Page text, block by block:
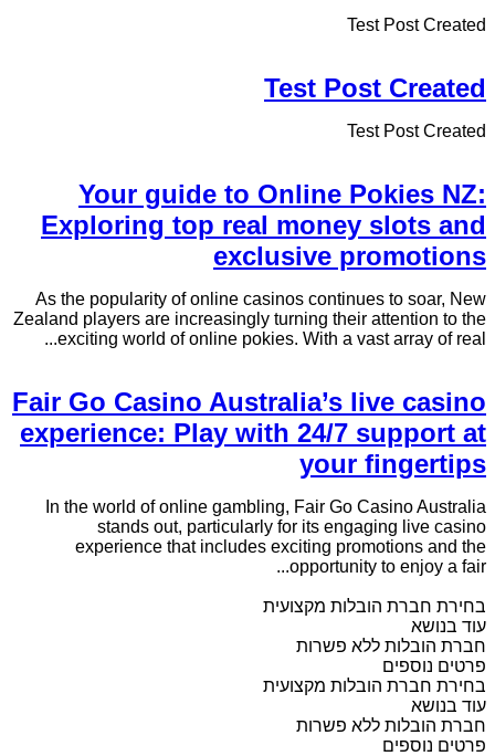
Test Post Created
Test Post Created
Test Post Created
Your guide to Online Pokies NZ:
Exploring top real money slots and
exclusive promotions
As the popularity of online casinos continues to soar, New
Zealand players are increasingly turning their attention to the
exciting world of online pokies. With a vast array of real...
Fair Go Casino Australia’s live casino
experience: Play with 24/7 support at
your fingertips
In the world of online gambling, Fair Go Casino Australia
stands out, particularly for its engaging live casino
experience that includes exciting promotions and the
opportunity to enjoy a fair...
בחירת חברת הובלות מקצועית
עוד בנושא
חברת הובלות ללא פשרות
פרטים נוספים
בחירת חברת הובלות מקצועית
עוד בנושא
חברת הובלות ללא פשרות
פרטים נוספים